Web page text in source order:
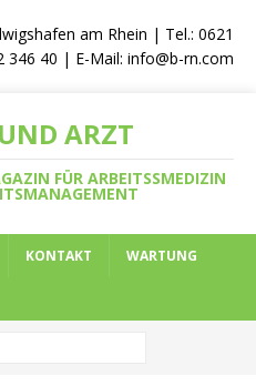
am Rhein | Tel.: 0621
346 40 | E-Mail: info@b-rn.com
ARZT
FÜR ARBEITSSMEDIZIN
KONTAKT WARTUNG